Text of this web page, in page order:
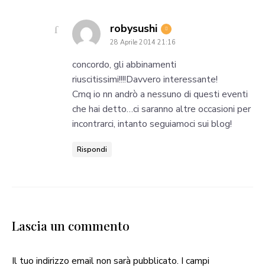
robysushi says:
28 Aprile 2014 21:16
concordo, gli abbinamenti
riuscitissimi!!!!Davvero interessante!
Cmq io nn andrò a nessuno di questi eventi
che hai detto…ci saranno altre occasioni per
incontrarci, intanto seguiamoci sui blog!
Rispondi
Lascia un commento
Il tuo indirizzo email non sarà pubblicato. I campi